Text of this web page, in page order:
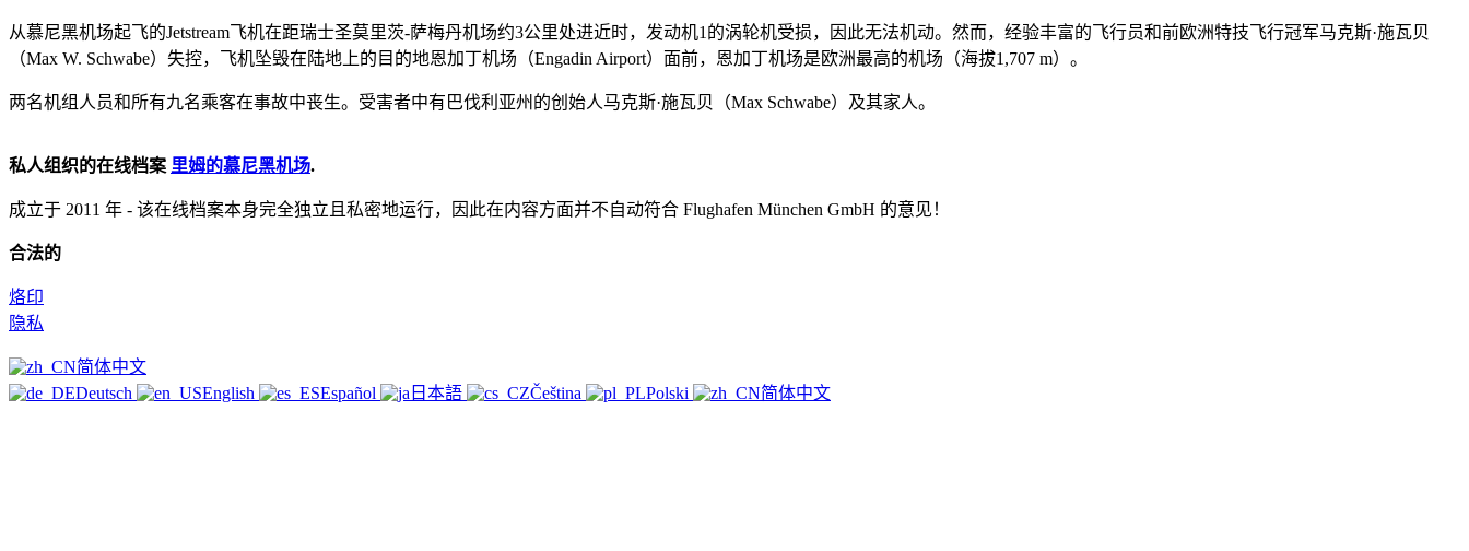
从慕尼黑机场起飞的Jetstream飞机在距瑞士圣莫里茨-萨梅丹机场约3公里处进近时，发动机1的涡轮机受损，因此无法机动。然而，经验丰富的飞行员和前欧洲特技飞行冠军马克斯·施瓦贝
（Max W. Schwabe）失控，飞机坠毁在陆地上的目的地恩加丁机场（Engadin Airport）面前，恩加丁机场是欧洲最高的机场（海拔1,707 m）。
两名机组人员和所有九名乘客在事故中丧生。受害者中有巴伐利亚州的创始人马克斯·施瓦贝（Max Schwabe）及其家人。
私人组织的在线档案 里姆的慕尼黑机场.
成立于 2011 年 - 该在线档案本身完全独立且私密地运行，因此在内容方面并不自动符合 Flughafen München GmbH 的意见！
合法的
烙印
隐私
简体中文
Deutsch
English Español 日本語 Čeština Polski 简体中文